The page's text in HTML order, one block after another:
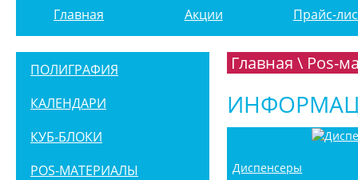
Главная Акции Прайс-
ПОЛИГРАФИЯ
КАЛЕНДАРИ
КУБ-БЛОКИ
POS-МАТЕРИАЛЫ
Главная \ Pos-
Диспенсеры